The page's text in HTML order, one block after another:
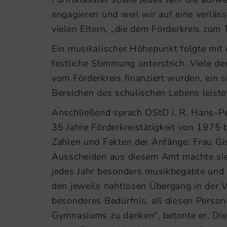
engagieren und weil wir auf eine
vielen Eltern, „die dem Förderkreis zum
Ein musikalischer Höhepunkt folgte
festliche Stimmung unterstrich. Viele
vom Förderkreis finanziert wurden, ein
Bereichen des schulischen Lebens
Anschließend sprach OStD i. R. Hans-
35 Jahre Förderkreistätigkeit von 1975
Zahlen und Fakten der Anfänge: Frau
Ausscheiden aus diesem Amt machte
jedes Jahr besonders musikbegabte
den jeweils nahtlosen Übergang in der
besonderes Bedürfnis, all diesen
Gymnasiums zu danken“, betonte er.